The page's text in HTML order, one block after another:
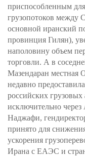
приспособленным
грузопотоков
основной иранский
провинция Гилян),
наполовину объем
торговли. А в
Мазендаран местная
недавно
российских
исключительно
Наджафи,
принято для
ускорения
Ирана с ЕАЭС и